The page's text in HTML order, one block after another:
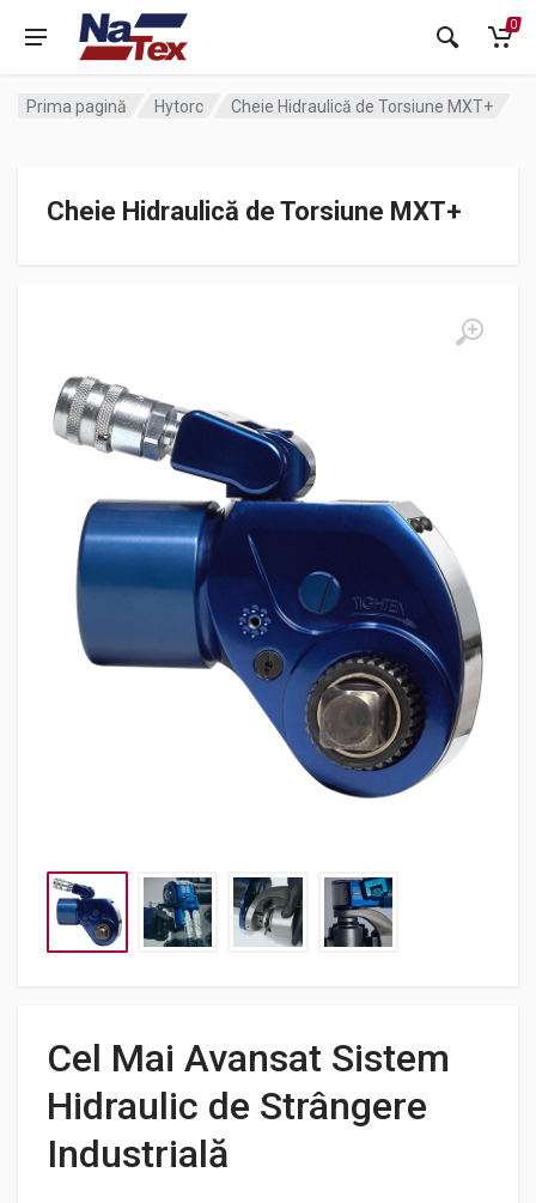
0
Prima pagină Hytorc Cheie Hidraulică de Torsiune MXT+
Cheie Hidraulică de Torsiune MXT+
Cel Mai Avansat Sistem
Hidraulic de Strângere
Industrială